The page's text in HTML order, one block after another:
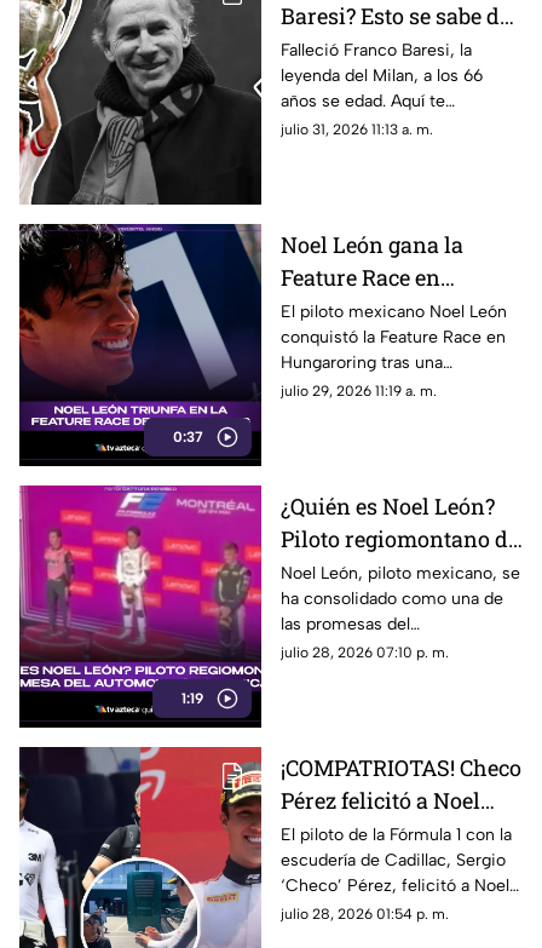
Baresi? Esto se sabe del
fallecimiento de la
leyenda del Milan a los
66 años de edad
Falleció Franco Baresi, la
leyenda del Milan, a los 66
años se edad. Aquí te
compartimos todos los
julio 31, 2026 11:13 a. m.
0:37
Noel León gana la
Feature Race en
Hungaroring y logra un
triunfo histórico rumbo
al campeonato
El piloto mexicano Noel León
conquistó la Feature Race en
Hungaroring tras una
impecable estrategia de pits y
julio 29, 2026 11:19 a. m.
1:19
¿Quién es Noel León?
Piloto regiomontano de
21 años y promesa del
automovilismo
mexicano con Campos
Racing
Noel León, piloto mexicano, se
ha consolidado como una de
las promesas del
automovilismo nacional al
julio 28, 2026 07:10 p. m.
¡COMPATRIOTAS! Checo
Pérez felicitó a Noel
León por su victoria en
el GP de Hungría; esto
fue lo que dijo el de
Cadillac
El piloto de la Fórmula 1 con la
escudería de Cadillac, Sergio
‘Checo’ Pérez, felicitó a Noel
León luego de su triunfo en el
julio 28, 2026 01:54 p. m.